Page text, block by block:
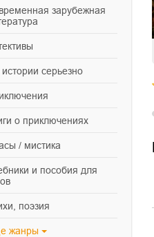
истории серьезно
о приключениях
/ мистика
поэзия
жанры